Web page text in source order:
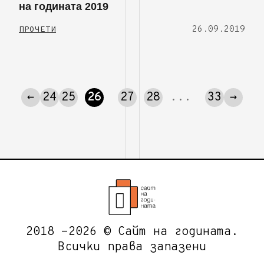
на годината 2019
ПРОЧЕТИ 26.09.2019
← 24 25 26 27 28 ... 33 →
2018 -2026 © Сайт на годината.
Всички права запазени